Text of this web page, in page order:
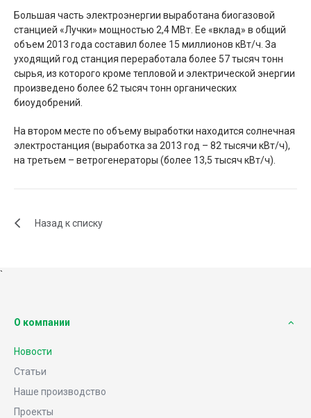
Большая часть электроэнергии выработана биогазовой
станцией «Лучки» мощностью 2,4 МВт. Ее «вклад» в общий
объем 2013 года составил более 15 миллионов кВт/ч. За
уходящий год станция переработала более 57 тысяч тонн
сырья, из которого кроме тепловой и электрической энергии
произведено более 62 тысяч тонн органических
биоудобрений.
На втором месте по объему выработки находится солнечная
электростанция (выработка за 2013 год – 82 тысячи кВт/ч),
на третьем – ветрогенераторы (более 13,5 тысяч кВт/ч).
Назад к списку
`
О компании
Новости
Статьи
Наше производство
Проекты